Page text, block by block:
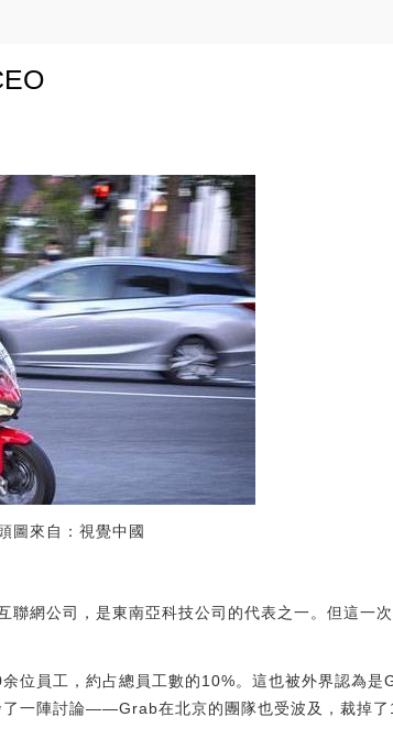
圖來自：視覺中國
網公司，是東南亞科技公司的代表之一。但這一
位員工，約占總員工數的10%。這也被外界認為是
一陣討論——Grab在北京的團隊也受波及，裁掉了